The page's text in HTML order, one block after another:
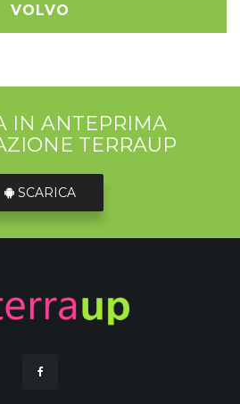
VOLVO
IN ANTEPRIMA
TERRAUP
SCARICA